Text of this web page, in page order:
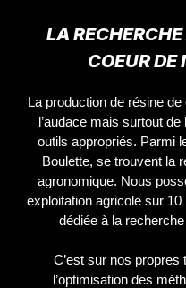
LA
COEUR DE
La production de résine
l’audace mais surtout
outils appropriés. Parmi
Boulette, se trouvent la
agronomique. Nous
exploitation agricole sur
dédiée à la
C’est sur nos
l’optimisation des